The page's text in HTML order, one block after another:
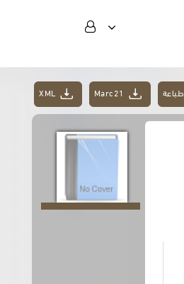
طباعة Marc21
XML